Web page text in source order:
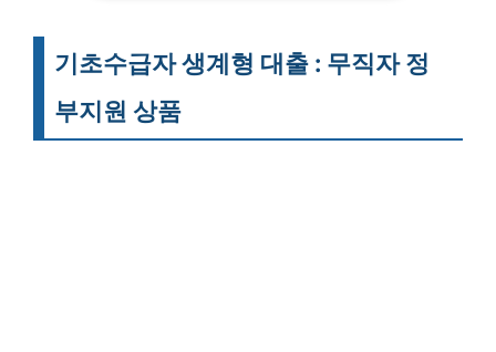
기초수급자 생계형 대출 : 무직자 정
부지원 상품